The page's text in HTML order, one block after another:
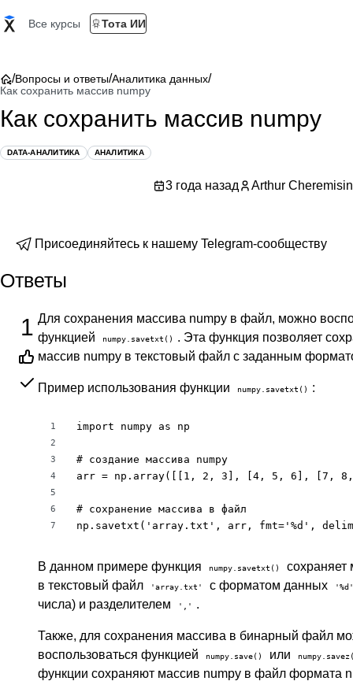
Все курсы Тота ИИ
/Вопросы и ответы/Аналитика данных/
Как сохранить массив numpy
Как сохранить массив numpy
DATA-АНАЛИТИКА АНАЛИТИКА
3 года назад Arthur Cheremisin
Присоединяйтесь к нашему Telegram-сообществу
Ответы
1 Для сохранения массива numpy в файл, можно
функцией
numpy.savetxt()
. Эта функция позволяет
массив numpy в текстовый файл с заданным
Пример использования функции numpy.savetxt() :
1
2
3
4
5
6
7
import numpy as np
# создание массива numpy
arr = np.array([[1, 2, 3], [4, 5, 6], [7,
# сохранение массива в файл
np.savetxt('array.txt', arr, fmt='%d',
В данном примере функция numpy.savetxt()
сохраняет
в текстовый файл
'array.txt' с форматом данных '%d'
числа) и разделителем ',' .
Также, для сохранения массива в бинарный файл
воспользоваться функцией
numpy.save() или
функции сохраняют массив numpy в файл формата